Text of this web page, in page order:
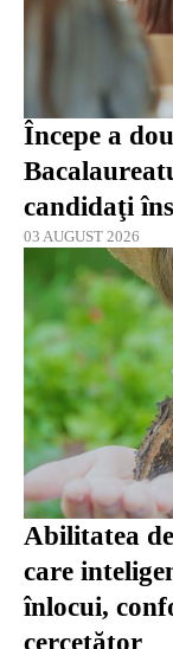
Începe a
candidaţi
03 AUGUST 2026
Abilitatea
care
înlocui,
cercetător